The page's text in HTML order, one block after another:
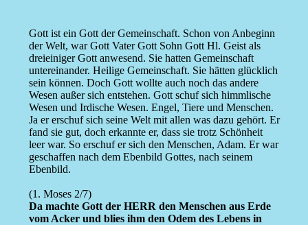
Gott ist ein Gott der Gemeinschaft. Schon von Anbeginn
der Welt, war Gott Vater Gott Sohn Gott Hl. Geist als
dreieiniger Gott anwesend. Sie hatten Gemeinschaft
untereinander. Heilige Gemeinschaft. Sie hätten glücklich
sein können. Doch Gott wollte auch noch das andere
Wesen außer sich entstehen. Gott schuf sich himmlische
Wesen und Irdische Wesen. Engel, Tiere und Menschen.
Ja er erschuf sich seine Welt mit allen was dazu gehört. Er
fand sie gut, doch erkannte er, dass sie trotz Schönheit
leer war. So erschuf er sich den Menschen, Adam. Er war
geschaffen nach dem Ebenbild Gottes, nach seinem
Ebenbild.
(1. Moses 2/7)
Da machte Gott der HERR den Menschen aus Erde
vom Acker und blies ihm den Odem des Lebens in